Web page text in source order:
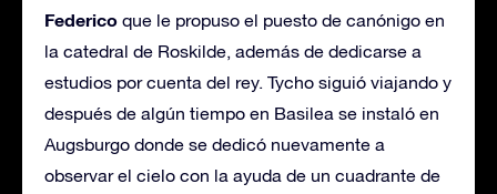
Federico que le propuso el puesto de canónigo en
la catedral de Roskilde, además de dedicarse a
estudios por cuenta del rey. Tycho siguió viajando y
después de algún tiempo en Basilea se instaló en
Augsburgo donde se dedicó nuevamente a
observar el cielo con la ayuda de un cuadrante de